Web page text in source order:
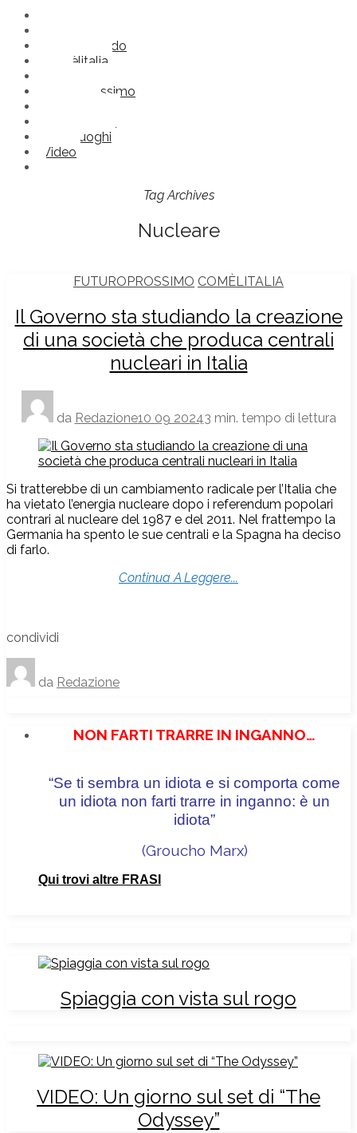
Comèilmondo
Comèlitalia
Futuroprossimo
Straniluoghi
Video
Tag Archives
Nucleare
FUTUROPROSSIMO COMÈLITALIA
Il Governo sta studiando la creazione
di una società che produca centrali
nucleari in Italia
da Redazione10 09 20243 min. tempo di lettura
Si tratterebbe di un cambiamento radicale per l’Italia che
ha vietato l’energia nucleare dopo i referendum popolari
contrari al nucleare del 1987 e del 2011. Nel frattempo la
Germania ha spento le sue centrali e la Spagna ha deciso
di farlo.
Continua A Leggere...
condividi
da Redazione
NON FARTI TRARRE IN INGANNO…
“Se ti sembra un idiota e si comporta come
un idiota non farti trarre in inganno: è un
idiota”
(Groucho Marx)
Qui trovi altre FRASI
Spiaggia con vista sul rogo
VIDEO: Un giorno sul set di “The
Odyssey”